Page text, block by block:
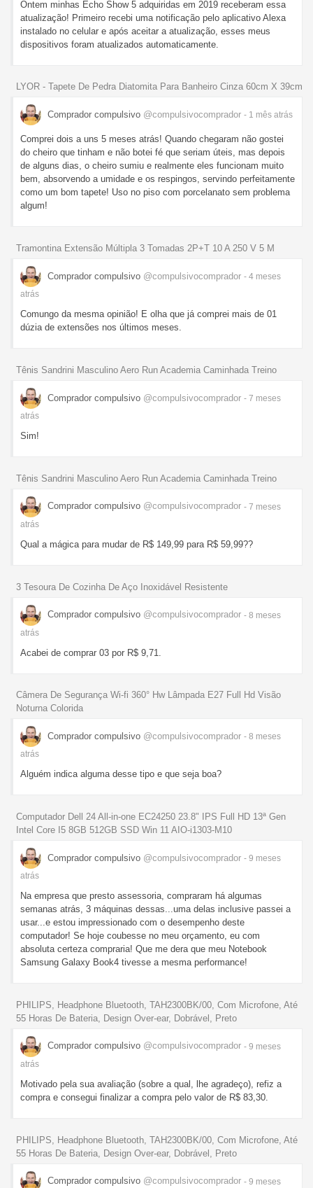
Ontem minhas Echo Show 5 adquiridas em 2019 receberam essa
atualização! Primeiro recebi uma notificação pelo aplicativo Alexa
instalado no celular e após aceitar a atualização, esses meus
dispositivos foram atualizados automaticamente.
LYOR - Tapete De Pedra Diatomita Para Banheiro Cinza 60cm X 39cm
Comprador compulsivo @compulsivocomprador - 1 mês atrás
Comprei dois a uns 5 meses atrás! Quando chegaram não gostei
do cheiro que tinham e não botei fé que seriam úteis, mas depois
de alguns dias, o cheiro sumiu e realmente eles funcionam muito
bem, absorvendo a umidade e os respingos, servindo perfeitamente
como um bom tapete! Uso no piso com porcelanato sem problema
algum!
Tramontina Extensão Múltipla 3 Tomadas 2P+T 10 A 250 V 5 M
Comprador compulsivo @compulsivocomprador - 4 meses
atrás
Comungo da mesma opinião! E olha que já comprei mais de 01
dúzia de extensões nos últimos meses.
Tênis Sandrini Masculino Aero Run Academia Caminhada Treino
Comprador compulsivo @compulsivocomprador - 7 meses
atrás
Sim!
Tênis Sandrini Masculino Aero Run Academia Caminhada Treino
Comprador compulsivo @compulsivocomprador - 7 meses
atrás
Qual a mágica para mudar de R$ 149,99 para R$ 59,99??
3 Tesoura De Cozinha De Aço Inoxidável Resistente
Comprador compulsivo @compulsivocomprador - 8 meses
atrás
Acabei de comprar 03 por R$ 9,71.
Câmera De Segurança Wi-fi 360° Hw Lâmpada E27 Full Hd Visão
Noturna Colorida
Comprador compulsivo @compulsivocomprador - 8 meses
atrás
Alguém indica alguma desse tipo e que seja boa?
Computador Dell 24 All-in-one EC24250 23.8" IPS Full HD 13ª Gen
Intel Core I5 8GB 512GB SSD Win 11 AIO-i1303-M10
Comprador compulsivo @compulsivocomprador - 9 meses
atrás
Na empresa que presto assessoria, compraram há algumas
semanas atrás, 3 máquinas dessas...uma delas inclusive passei a
usar...e estou impressionado com o desempenho deste
computador! Se hoje coubesse no meu orçamento, eu com
absoluta certeza compraria! Que me dera que meu Notebook
Samsung Galaxy Book4 tivesse a mesma performance!
PHILIPS, Headphone Bluetooth, TAH2300BK/00, Com Microfone, Até
55 Horas De Bateria, Design Over-ear, Dobrável, Preto
Comprador compulsivo @compulsivocomprador - 9 meses
atrás
Motivado pela sua avaliação (sobre a qual, lhe agradeço), refiz a
compra e consegui finalizar a compra pelo valor de R$ 83,30.
PHILIPS, Headphone Bluetooth, TAH2300BK/00, Com Microfone, Até
55 Horas De Bateria, Design Over-ear, Dobrável, Preto
Comprador compulsivo @compulsivocomprador - 9 meses